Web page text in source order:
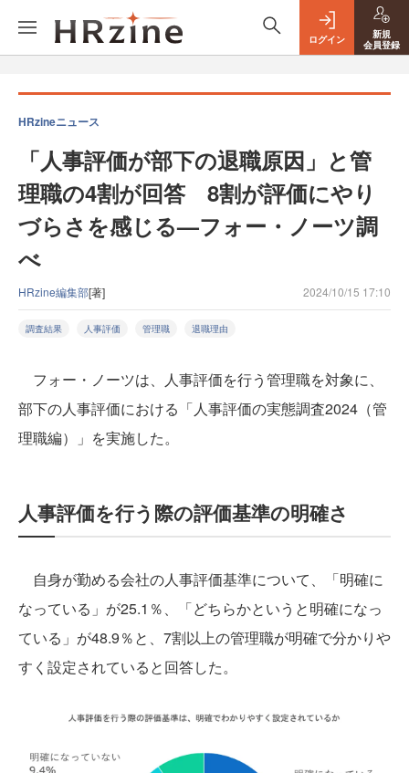
ログイン
新規
会員登録
HRzineニュース
「人事評価が部下の退職原因」と管
理職の4割が回答 8割が評価にやり
づらさを感じる—フォー・ノーツ調
べ
HRzine編集部[著] 2024/10/15 17:10
調査結果 人事評価 管理職 退職理由
フォー・ノーツは、人事評価を行う管理職を対象に、
部下の人事評価における「人事評価の実態調査2024（管
理職編）」を実施した。
人事評価を行う際の評価基準の明確さ
自身が勤める会社の人事評価基準について、「明確に
なっている」が25.1％、「どちらかというと明確になっ
ている」が48.9％と、7割以上の管理職が明確で分かりや
すく設定されていると回答した。